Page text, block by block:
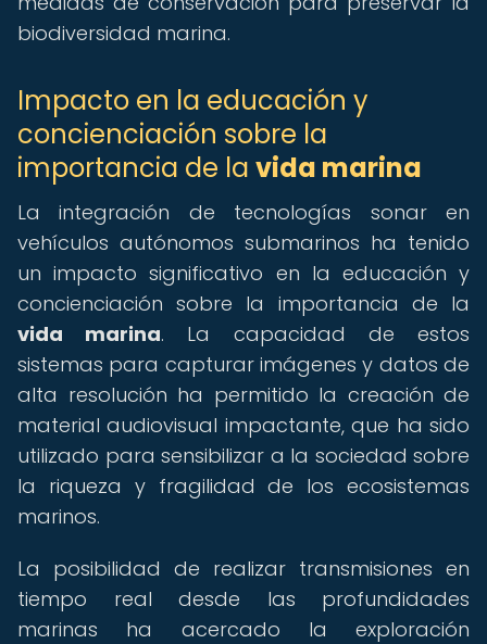
biodiversidad marina.
Impacto en la educación y
concienciación sobre la
importancia de la vida marina
La integración de tecnologías sonar en
vehículos autónomos submarinos ha tenido
un impacto significativo en la educación y
concienciación sobre la importancia de la
vida marina. La capacidad de estos
sistemas para capturar imágenes y datos de
alta resolución ha permitido la creación de
material audiovisual impactante, que ha sido
utilizado para sensibilizar a la sociedad sobre
la riqueza y fragilidad de los ecosistemas
marinos.
La posibilidad de realizar transmisiones en
tiempo real desde las profundidades
marinas ha acercado la exploración